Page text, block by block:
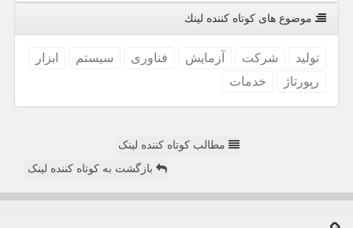
موضوع های كوتاه كننده لینك
تولید شركت آزمایش فناوری سیستم
ابزار
رپورتاژ
خدمات
مطالب کوتاه کننده لینک
بازگشت به کوتاه کننده لینک